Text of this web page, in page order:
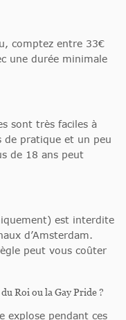
comptez entre 33€
une durée minimale
sont très faciles à
de pratique et un peu
de 18 ans peut
est interdite
d’Amsterdam.
peut vous coûter
Roi ou la Gay Pride ?
explose pendant ces